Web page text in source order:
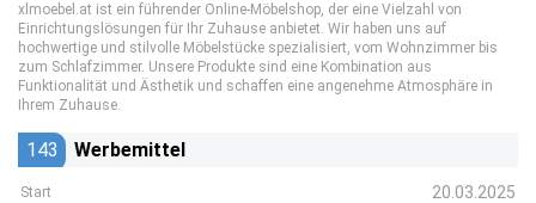
xlmoebel.at ist ein führender Online-Möbelshop, der eine Vielzahl von
Einrichtungslösungen für Ihr Zuhause anbietet. Wir haben uns auf
hochwertige und stilvolle Möbelstücke spezialisiert, vom Wohnzimmer bis
zum Schlafzimmer. Unsere Produkte sind eine Kombination aus
Funktionalität und Ästhetik und schaffen eine angenehme Atmosphäre in
Ihrem Zuhause.
143 Werbemittel
Start 20.03.2025